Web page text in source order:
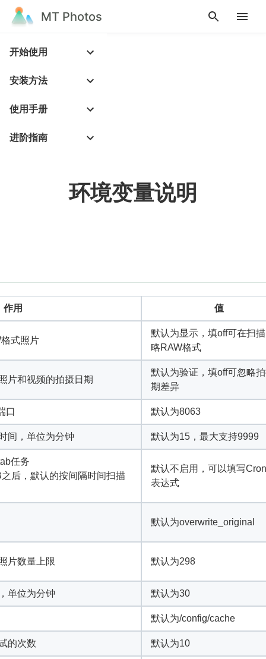
MT Photos
开始使用
安装方法
使用手册
进阶指南
环境变量说明
作用 值
式照片
默认为显示，填off可在扫
略RAW格式
片和视频的拍摄日期
默认为验证，填off可忽略
期差异
口 默认为8063
间，单位为分钟 默认为15，最大支持9999
任务
后，默认的按间隔时间扫描
默认不启用，可以填写
表达式
默认为overwrite_original
片数量上限 默认为298
单位为分钟 默认为30
默认为/config/cache
的次数 默认为10